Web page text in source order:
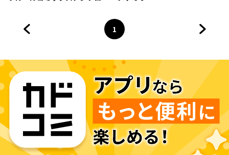
ページ
1
へ